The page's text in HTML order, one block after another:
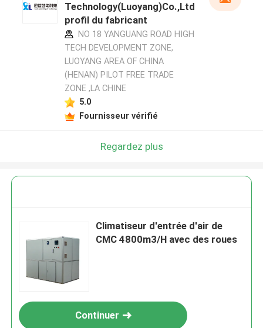
Technology(Luoyang)Co.,Ltd
profil du fabricant
NO 18 YANGUANG ROAD HIGH
TECH DEVELOPMENT ZONE,
LUOYANG AREA OF CHINA
(HENAN) PILOT FREE TRADE
ZONE ,LA CHINE
5.0
Fournisseur vérifié
Regardez plus
Climatiseur d'entrée d'air de
CMC 4800m3/H avec des roues
Continuer